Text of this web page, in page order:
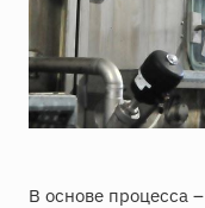
В основе процесса